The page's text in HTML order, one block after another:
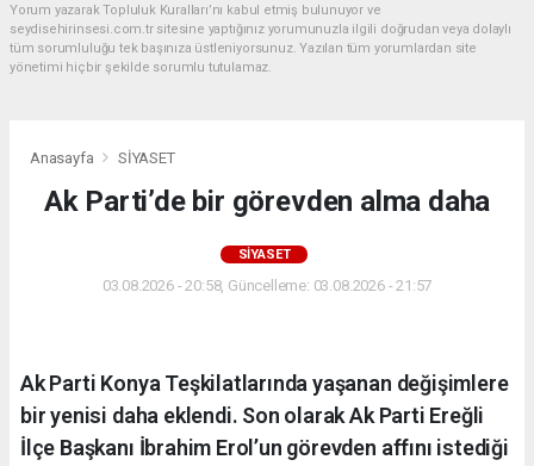
Yorum yazarak Topluluk Kuralları’nı kabul etmiş bulunuyor ve
seydisehirinsesi.com.tr sitesine yaptığınız yorumunuzla ilgili doğrudan veya dolaylı
tüm sorumluluğu tek başınıza üstleniyorsunuz. Yazılan tüm yorumlardan site
yönetimi hiçbir şekilde sorumlu tutulamaz.
Anasayfa SİYASET
Ak Parti’de bir görevden alma daha
SİYASET
03.08.2026 - 20:58, Güncelleme: 03.08.2026 - 21:57
Ak Parti Konya Teşkilatlarında yaşanan değişimlere
bir yenisi daha eklendi. Son olarak Ak Parti Ereğli
İlçe Başkanı İbrahim Erol’un görevden affını istediği